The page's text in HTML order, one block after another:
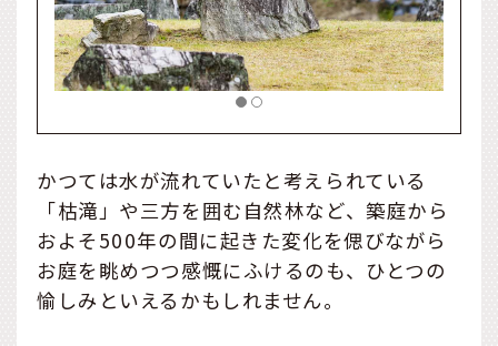
かつては水が流れていたと考えられている
「枯滝」や三方を囲む自然林など、築庭から
およそ500年の間に起きた変化を偲びながら
お庭を眺めつつ感慨にふけるのも、ひとつの
愉しみといえるかもしれません。